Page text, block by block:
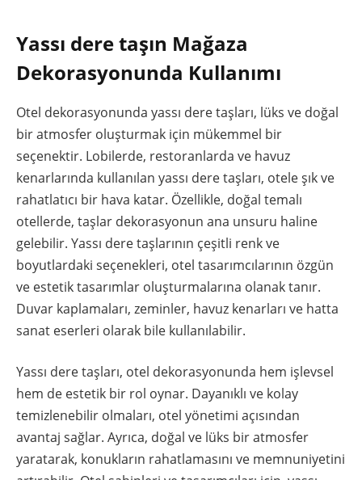
Yassı dere taşın Mağaza
Dekorasyonunda Kullanımı
Otel dekorasyonunda yassı dere taşları, lüks ve doğal
bir atmosfer oluşturmak için mükemmel bir
seçenektir. Lobilerde, restoranlarda ve havuz
kenarlarında kullanılan yassı dere taşları, otele şık ve
rahatlatıcı bir hava katar. Özellikle, doğal temalı
otellerde, taşlar dekorasyonun ana unsuru haline
gelebilir. Yassı dere taşlarının çeşitli renk ve
boyutlardaki seçenekleri, otel tasarımcılarının özgün
ve estetik tasarımlar oluşturmalarına olanak tanır.
Duvar kaplamaları, zeminler, havuz kenarları ve hatta
sanat eserleri olarak bile kullanılabilir.
Yassı dere taşları, otel dekorasyonunda hem işlevsel
hem de estetik bir rol oynar. Dayanıklı ve kolay
temizlenebilir olmaları, otel yönetimi açısından
avantaj sağlar. Ayrıca, doğal ve lüks bir atmosfer
yaratarak, konukların rahatlamasını ve memnuniyetini